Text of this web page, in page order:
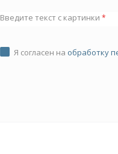
Введите текст с картинки *
Я согласен на обработку